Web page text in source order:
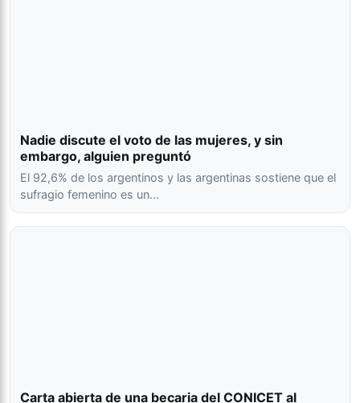
Nadie discute el voto de las mujeres, y sin
embargo, alguien preguntó
El 92,6% de los argentinos y las argentinas sostiene que el
sufragio femenino es un…
Carta abierta de una becaria del CONICET al